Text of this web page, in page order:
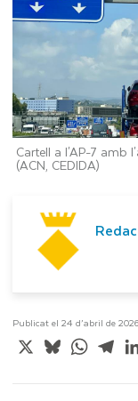
Cartell a l'AP-7 amb
(ACN, CEDIDA)
Publicat el 24 d’abril de
X Bluesky